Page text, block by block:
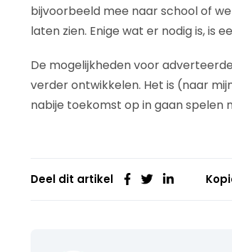
bijvoorbeeld mee naar school of
laten zien. Enige wat er nodig is,
De mogelijkheden voor
verder ontwikkelen. Het is (naar
nabije toekomst op in gaan spelen
Deel dit artikel